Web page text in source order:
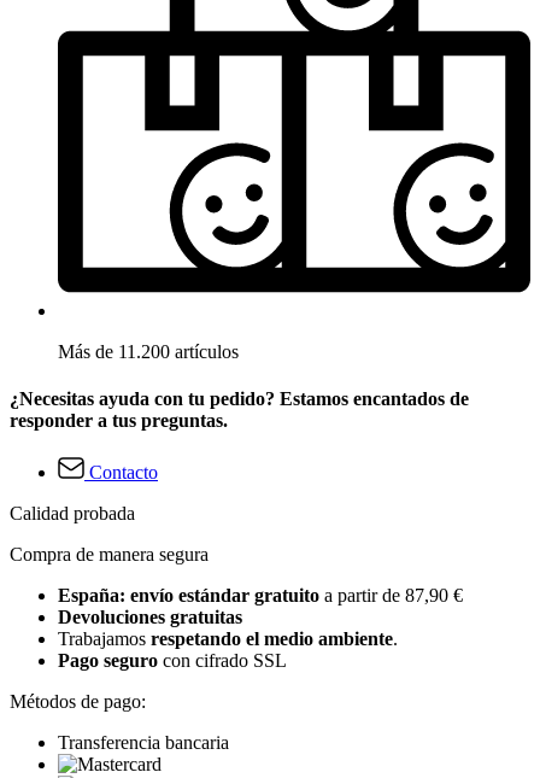
Más de 11.200 artículos
¿Necesitas ayuda con tu pedido? Estamos encantados de
responder a tus preguntas.
Contacto
Calidad probada
Compra de manera segura
España: envío estándar gratuito a partir de 87,90 €
Devoluciones gratuitas
Trabajamos respetando el medio ambiente.
Pago seguro con cifrado SSL
Métodos de pago:
Transferencia bancaria